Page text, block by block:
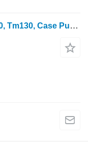
Primární hřídel New Holland Tm120, Tm130, Case Pumma 130 Transmission Shaft T24 5180808 pro kolového traktoru